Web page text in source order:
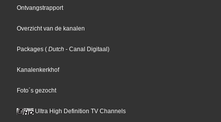
Ontvangstrapport
Overzicht van de kanalen
Packages ( Dutch - Canal Digitaal)
Kanalenkerkhof
Foto´s gezocht
Ultra High Definition TV Channels